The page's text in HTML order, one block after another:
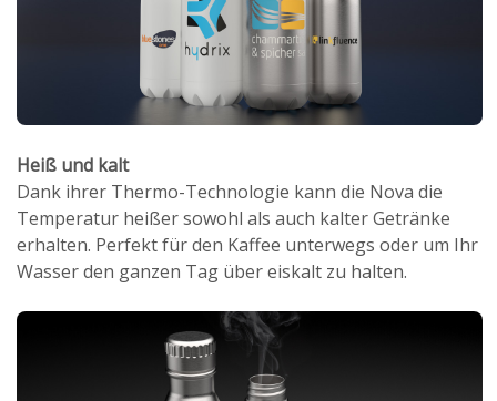
Heiß und kalt
Dank ihrer Thermo-Technologie kann die Nova die
Temperatur heißer sowohl als auch kalter Getränke
erhalten. Perfekt für den Kaffee unterwegs oder um Ihr
Wasser den ganzen Tag über eiskalt zu halten.